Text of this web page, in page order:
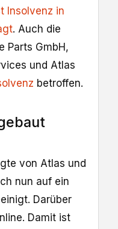
Insolvenz in
. Auch die
Parts GmbH,
und Atlas
betroffen.
von Atlas und
nun auf ein
Darüber
Damit ist